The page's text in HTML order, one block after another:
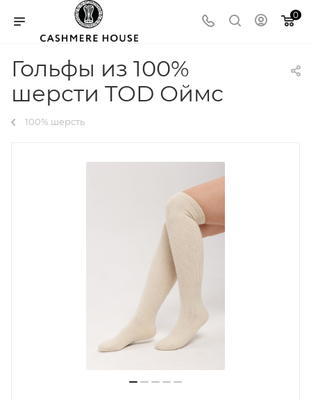
0
Гольфы из 100%
шерсти TOD Оймс
100% шерсть